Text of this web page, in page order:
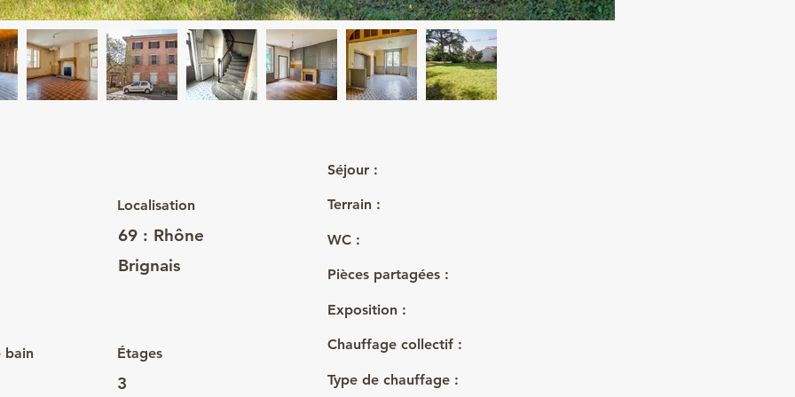
Localisation
69 : Rhône
Brignais
bain Étages
3
Séjour :
Terrain :
WC :
Pièces partagées :
Exposition :
Chauffage collectif :
Type de chauffage :